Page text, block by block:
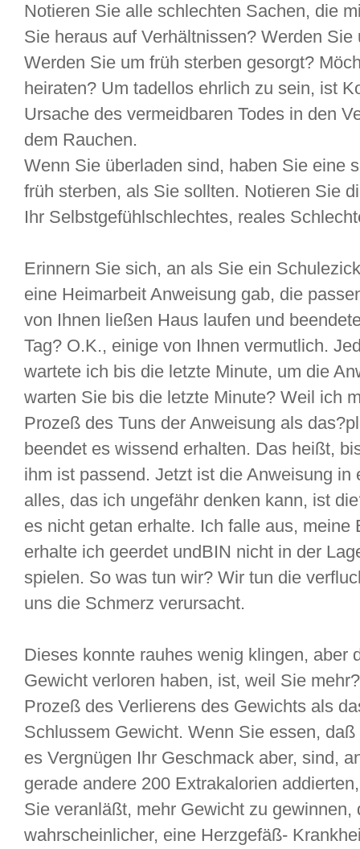
Notieren Sie alle schlechten Sachen, die
Sie heraus auf Verhältnissen? Werden
Werden Sie um früh sterben gesorgt?
heiraten? Um tadellos ehrlich zu sein, ist
Ursache des vermeidbaren Todes in den
dem Rauchen.
Wenn Sie überladen sind, haben Sie eine
früh sterben, als Sie sollten. Notieren Sie
Ihr Selbstgefühlschlechtes, reales
Erinnern Sie sich, an als Sie ein
eine Heimarbeit Anweisung gab, die
von Ihnen ließen Haus laufen und
Tag? O.K., einige von Ihnen vermutlich.
wartete ich bis die letzte Minute, um die
warten Sie bis die letzte Minute? Weil ich
Prozeß des Tuns der Anweisung als
beendet es wissend erhalten. Das heißt,
ihm ist passend. Jetzt ist die Anweisung
alles, das ich ungefähr denken kann, ist
es nicht getan erhalte. Ich falle aus, meine
erhalte ich geerdet undBIN nicht in der
spielen. So was tun wir? Wir tun die
uns die Schmerz verursacht.
Dieses konnte rauhes wenig klingen, aber
Gewicht verloren haben, ist, weil Sie
Prozeß des Verlierens des Gewichts als
Schlussem Gewicht. Wenn Sie essen,
es Vergnügen Ihr Geschmack aber, sind,
gerade andere 200 Extrakalorien
Sie veranläßt, mehr Gewicht zu
wahrscheinlicher, eine Herzgefäß-